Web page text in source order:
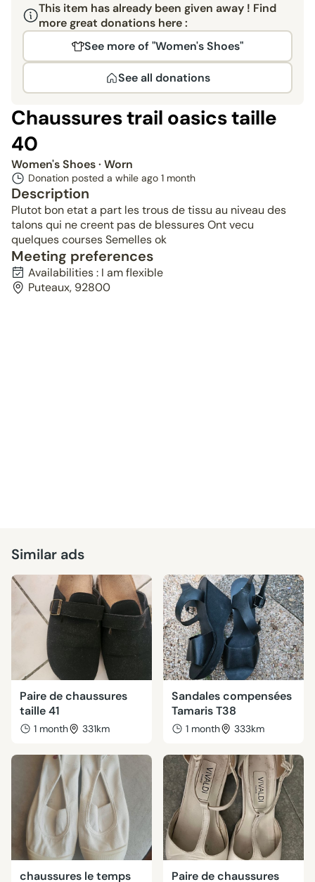
This item has already been given away ! Find
more great donations here :
See more of "Women's Shoes"
See all donations
Chaussures trail oasics taille
40
Women's Shoes· Worn
Donation posted a while ago 1 month
Description
Plutot bon etat a part les trous de tissu au niveau des
talons qui ne creent pas de blessures Ont vecu
quelques courses Semelles ok
Meeting preferences
Availabilities : I am flexible
Puteaux, 92800
Similar ads
Paire de chaussures
taille 41
1 month 331km
Sandales compensées
Tamaris T38
1 month 333km
chaussures le temps Paire de chaussures